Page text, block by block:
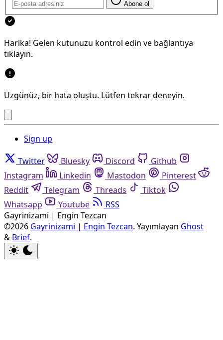
Abone ol
Harika! Gelen kutunuzu kontrol edin ve bağlantıya
tıklayın.
Üzgünüz, bir hata oluştu. Lütfen tekrar deneyin.
Sign up
Twitter Bluesky Discord
Github
Instagram
Linkedin Mastodon
Pinterest
Reddit
Telegram Threads
Tiktok
Whatsapp
Youtube
RSS
Gayrinizami | Engin Tezcan
©2026 Gayrinizami | Engin Tezcan. Yayımlayan Ghost
& Brief.